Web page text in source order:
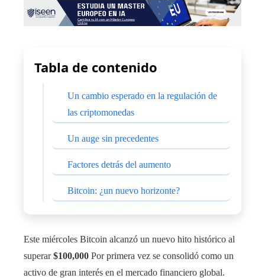
Tabla de contenido
Un cambio esperado en la regulación de
las criptomonedas
Un auge sin precedentes
Factores detrás del aumento
Bitcoin: ¿un nuevo horizonte?
Este miércoles Bitcoin alcanzó un nuevo hito histórico al
superar$100,000 Por primera vez se consolidó como un
activo de gran interés en el mercado financiero global.